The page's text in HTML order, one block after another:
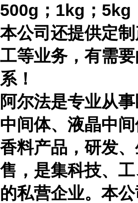
500g；1kg；5kg
本公司还提供定
工等业务，有需
系！
阿尔法是专业从
中间体、液晶中间
香料产品，研发
售，是集科技、
的私营企业。本